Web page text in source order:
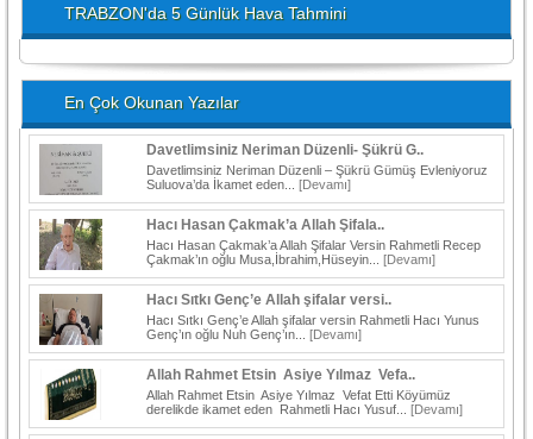
TRABZON'da 5 Günlük Hava Tahmini
En Çok Okunan Yazılar
Davetlimsiniz Neriman Düzenli- Şükrü G..
Davetlimsiniz Neriman Düzenli – Şükrü Gümüş Evleniyoruz
Suluova’da İkamet eden...[Devamı]
Hacı Hasan Çakmak’a Allah Şifala..
Hacı Hasan Çakmak’a Allah Şifalar Versin Rahmetli Recep
Çakmak’ın oğlu Musa,İbrahim,Hüseyin...[Devamı]
Hacı Sıtkı Genç’e Allah şifalar versi..
Hacı Sıtkı Genç’e Allah şifalar versin Rahmetli Hacı Yunus
Genç’ın oğlu Nuh Genç’ın...[Devamı]
Allah Rahmet Etsin Asiye Yılmaz Vefa..
Allah Rahmet Etsin Asiye Yılmaz Vefat Etti Köyümüz
derelikde ikamet eden Rahmetli Hacı Yusuf...[Devamı]